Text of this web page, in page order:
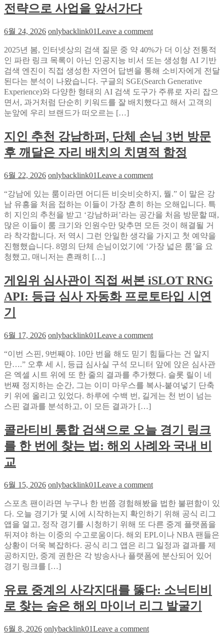
뢰
도’
해
석
가
이
드
‘환
원
픽’:
걸
그
룹
멤
팬
덤
흡
메
커
니
즘
해
부
전략으로 사업을 앞서가다
6월 24, 2026 onlybacklink01Leave a commenton
검
색
의
새
규
칙,
AEO
시
즌
별
으
로
사
업
을
앞
다
2025년 봄, 인터넷상의 검색 질문 중 약 40%가 더 이상 전통적
인 파란 링크 목록이 아닌 인공지능 비서 또는 생성형 AI 기반
검색 엔진이 직접 생성한 자연어 답변을 통해 소비자에게 전달
된다는 분석이 나왔습니다. 구글의 SGE(Search Generative
Experience)와 다양한 형태의 AI 검색 도구가 주류로 자리 잡으
면서, 과거처럼 단순히 키워드를 잘 배치했다고 해서 고객의
눈앞에 우리 브랜드가 떠오르는 […]
지인 추천 강남하퍼, 단체 손님 3번 방문
후 깨달은 자리 배치의 치명적 함정
6월 22, 2026 onlybacklink01Leave a commenton
인
추
천
강
남
하
체
손
님
문
후
깨
달
은
자
리
의
치
정
“강남에 있는 룸이라면 어디든 비슷비슷하지, 뭘.” 이 말은 강
남 유흥을 처음 접하는 이들이 가장 흔히 하는 오해입니다. 특
히 지인의 추천을 받고 ‘강남하퍼’라는 공간을 처음 방문할 때,
많은 이들이 룸 크기와 인원수만 맞추면 모든 것이 해결될 거
라 착각합니다. 저 역시 그런 안일한 생각을 가지고 첫 예약을
진행했습니다. 8명의 단체 손님이었기에 ‘가장 넓은 룸’을 요
청했고, 매니저는 흔쾌히 […]
게임위 심사관이 직접 써본 iSLOT RNG
API: 등급 심사 자동화 프로토타입 시연
기
6월 17, 2026 onlybacklink01Leave a commenton
임
위
심
사
관
접
써
본
등
심
사
자
동
화
프
타
입
시
“이번 스핀, 9번째야. 10만 번을 해도 믿기 힘들다는 건 알지
만….” 오후 세 시, 등급 심사실 구석 모니터 앞에 앉은 심사관
은 엑셀 시트 위에 또 한 줄의 결과를 추가했다. 슬롯 릴이 네
번째 정지하는 순간, 그는 이미 마우스를 복사-붙여넣기 단축
키 위에 올리고 있었다. 하루에 수백 번, 길게는 천 번이 넘는
스핀 결과를 분석하고, 이 모든 결과가 […]
콜라티비 통합 검색으로 오늘 경기 링크
를 한 번에 찾는 법: 해외 사례와 국내 비
교
6월 15, 2026 onlybacklink01Leave a commenton
라
티
비
통
합
검
로
오
늘
스포츠 팬이라면 누구나 한 번쯤 경험해봤을 법한 불편함이 있
다. 오늘 경기가 몇 시에 시작하는지 확인하기 위해 공식 리그
앱을 열고, 정작 경기를 시청하기 위해 또 다른 중계 플랫폼을
뒤져야 하는 이중의 수고로움이다. 해외 EPL이나 NBA 팬들은
상황이 더욱 복잡하다. 공식 리그 앱은 리그 일정과 결과를 제
공하지만, 중계 권한은 각 방송사나 플랫폼에 분산되어 있어
경기 링크를 […]
유료 중계의 사각지대를 뚫다: 소닉티비
로 찾는 숨은 해외 마이너 리그 발굴기
6월 8, 2026 onlybacklink01Leave a commenton